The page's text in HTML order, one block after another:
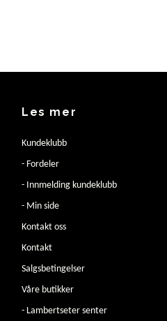
Les mer
Kundeklubb
- Fordeler
- Innmelding kundeklubb
- Min side
Kontakt oss
Kontakt
Salgsbetingelser
Våre butikker
- Lambertseter senter